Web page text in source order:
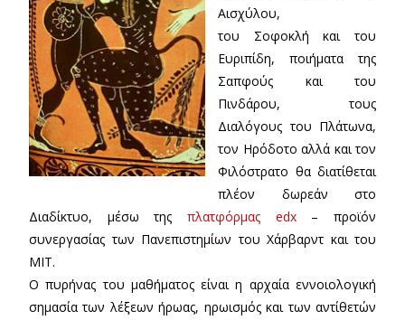
Αισχύλου,
του Σοφοκλή και του
Ευριπίδη, ποιήματα της
Σαπφούς και του
Πινδάρου, τους
Διαλόγους του Πλάτωνα,
τον Ηρόδοτο αλλά και τον
Φιλόστρατο θα διατίθεται
πλέον δωρεάν στο
Διαδίκτυο, μέσω της πλατφόρμας edx– προϊόν
συνεργασίας των Πανεπιστημίων του Χάρβαρντ και του
MIT.
Ο πυρήνας του μαθήματος είναι η αρχαία εννοιολογική
σημασία των λέξεων ήρωας, ηρωισμός και των αντίθετών